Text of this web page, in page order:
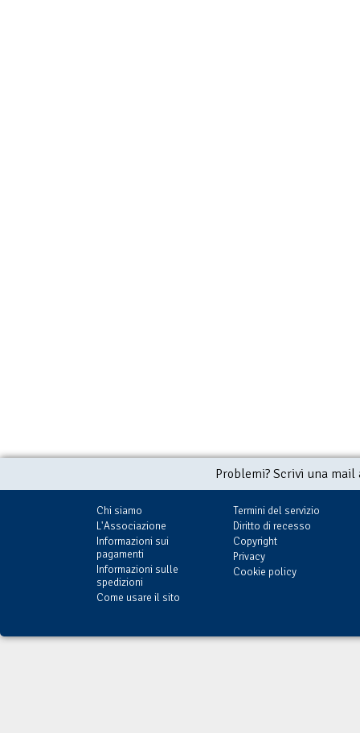
Problemi? Scrivi una
Chi siamo
L'Associazione
Informazioni sui
pagamenti
Informazioni sulle
spedizioni
Come usare il sito
Termini del servizio
Diritto di recesso
Copyright
Privacy
Cookie policy